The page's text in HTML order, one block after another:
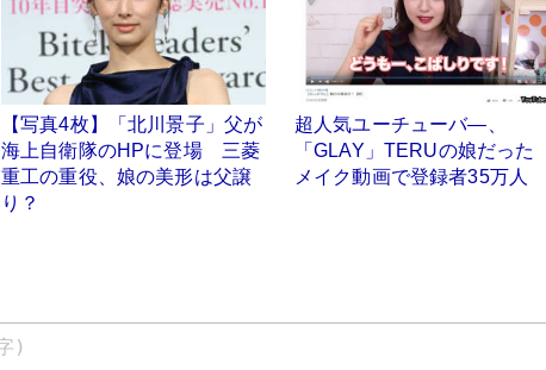
【写真4枚】「北川景子」父が
海上自衛隊のHPに登場 三菱
重工の重役、娘の美形は父譲
り？
超人気ユーチューバ―、
「GLAY」TERUの娘だった
メイク動画で登録者35万人